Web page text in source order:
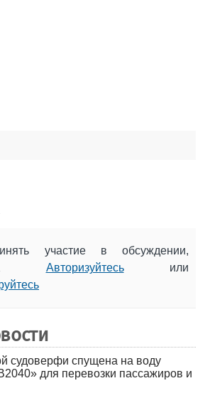
участие в обсуждении,
Авторизуйтесьили
судоверфи спущена на воду
для перевозки пассажиров и